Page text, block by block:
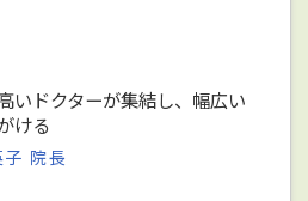
いドクターが集結し、幅広い
ける
院長